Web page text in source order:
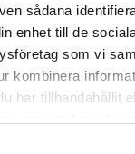
sådana
enhet till de
som vi
kombinera
har tillhandahållit